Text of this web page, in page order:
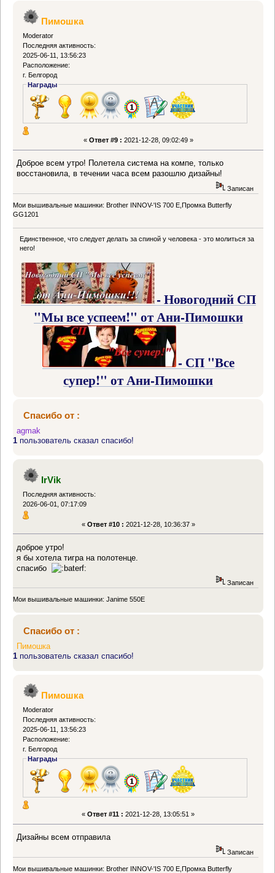
Пимошка
Moderator
Последняя активность:
2025-06-11, 13:56:23
Расположение:
г. Белгород
Награды
« Ответ #9 : 2021-12-28, 09:02:49 »
Доброе всем утро! Полетела система на компе, только
восстановила, в течении часа всем разошлю дизайны!
Записан
Мои вышивальные машинки: Brother INNOV-'IS 700 Е,Промка Butterfly
GG1201
Единственное, что следует делать за спиной у человека - это молиться за
него!
- Новогодний СП
"Мы все успеем!" от Ани-Пимошки
- СП "Все
супер!" от Ани-Пимошки
Спасибо от :
agmak
1 пользователь сказал спасибо!
IrVik
Последняя активность:
2026-06-01, 07:17:09
« Ответ #10 : 2021-12-28, 10:36:37 »
доброе утро!
я бы хотела тигра на полотенце.
спасибо
Записан
Мои вышивальные машинки: Janime 550E
Спасибо от :
Пимошка
1 пользователь сказал спасибо!
Пимошка
Moderator
Последняя активность:
2025-06-11, 13:56:23
Расположение:
г. Белгород
Награды
« Ответ #11 : 2021-12-28, 13:05:51 »
Дизайны всем отправила
Записан
Мои вышивальные машинки: Brother INNOV-'IS 700 Е,Промка Butterfly